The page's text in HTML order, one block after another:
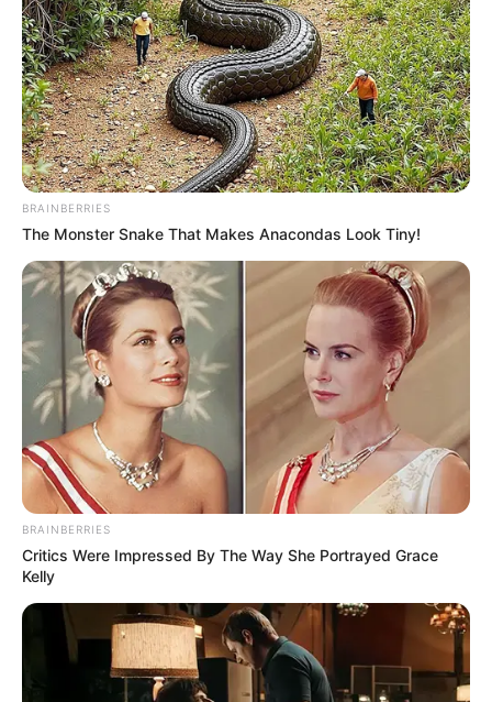
BRAINBERRIES
The Monster Snake That Makes Anacondas Look Tiny!
BRAINBERRIES
Critics Were Impressed By The Way She Portrayed Grace
Kelly